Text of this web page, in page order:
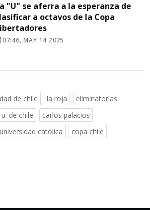
"U" se aferra a la esperanza de
a octavos de la Copa
07:46, MAY 14 2025
de chile la roja
eliminatorias
u. de chile
carlos palacios
universidad católica
copa chile